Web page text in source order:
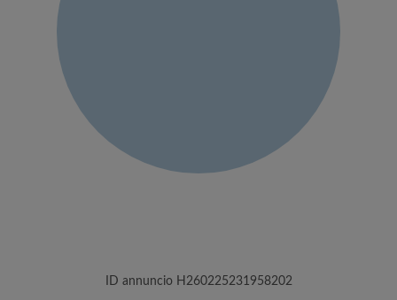
ID annuncio H260225231958202